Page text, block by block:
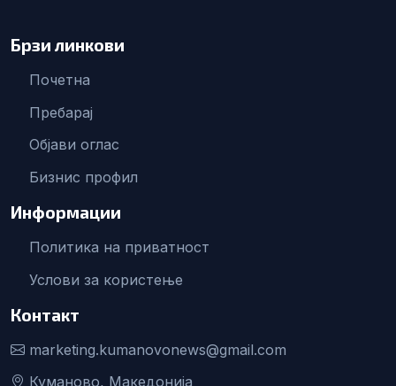
Брзи линкови
Почетна
Пребарај
Објави оглас
Бизнис профил
Информации
Политика на приватност
Услови за користење
Контакт
marketing.kumanovonews@gmail.com
Куманово, Македонија